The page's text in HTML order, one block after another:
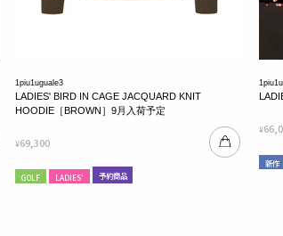
1piu1uguale3
LADIES' BIRD IN CAGE JACQUARD KNIT
HOODIE［BROWN］9月入荷予定
¥69,300
GOLF LADIES' 予約商品
¥
新作